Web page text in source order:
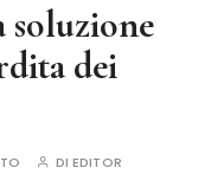
soluzione
dei
DI EDITOR